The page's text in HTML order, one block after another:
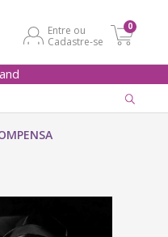
Entre ou
Cadastre-se
0